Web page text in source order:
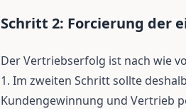
Schritt 2: Forcierung der
Der Vertriebserfolg ist nach wie
1. Im zweiten Schritt sollte
Kundengewinnung und Vertrieb